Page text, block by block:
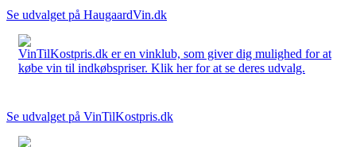
Se udvalget på HaugaardVin.dk
VinTilKostpris.dk er en vinklub, som giver dig mulighed for at
købe vin til indkøbspriser. Klik her for at se deres udvalg.
Se udvalget på VinTilKostpris.dk